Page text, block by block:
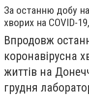
За останню добу
хворих на COVID-
Впродовж
коронавірусна
життів на
грудня